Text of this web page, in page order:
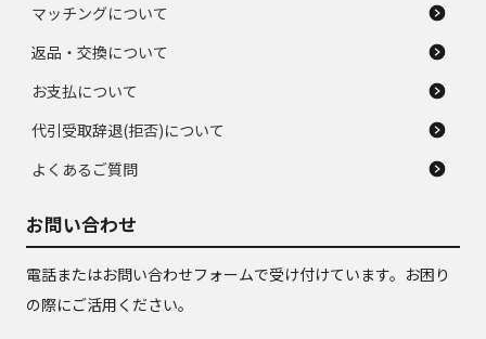
マッチングについて
返品・交換について
お支払について
代引受取辞退(拒否)について
よくあるご質問
お問い合わせ
電話またはお問い合わせフォームで受け付けています。お困り
の際にご活用ください。